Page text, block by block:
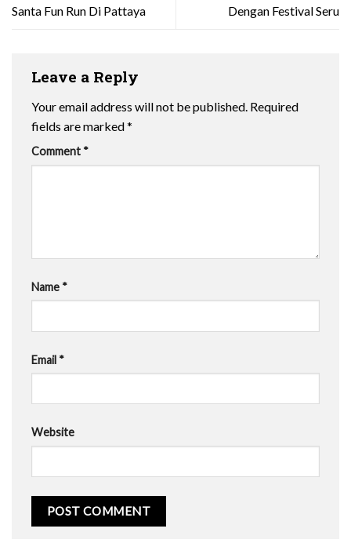
Santa Fun Run Di Pattaya Dengan Festival Seru
Leave a Reply
Your email address will not be published. Required
fields are marked*
Comment *
Name *
Email *
Website